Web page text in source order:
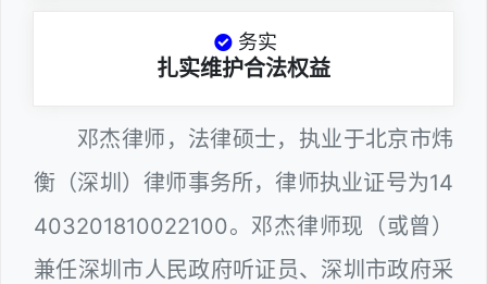
务实
扎实维护合法权益
邓杰律师，法律硕士，执业于北京市炜
衡（深圳）律师事务所，律师执业证号为14
403201810022100。邓杰律师现（或曾）
兼任深圳市人民政府听证员、深圳市政府采